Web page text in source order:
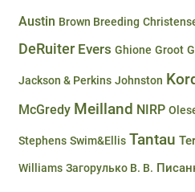
Austin Brown Breeding
DeRuiter Evers Ghione Groot
Jackson & Perkins Johnston
McGredy Meilland NIRP
Stephens Swim&Ellis Tantau
Williams Загорулько В. В.